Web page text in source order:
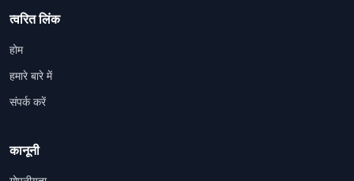
त्वरित लिंक
होम
हमारे बारे में
संपर्क करें
कानूनी